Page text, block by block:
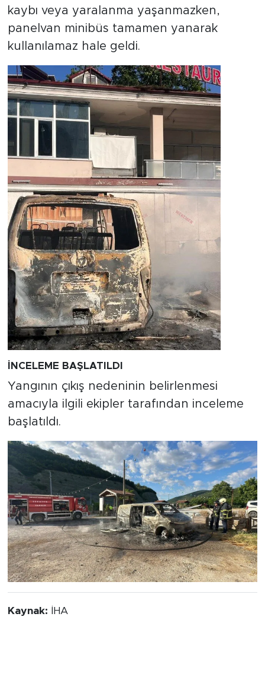
kaybı veya yaralanma yaşanmazken,
panelvan minibüs tamamen yanarak
kullanılamaz hale geldi.
İNCELEME BAŞLATILDI
Yangının çıkış nedeninin belirlenmesi
amacıyla ilgili ekipler tarafından inceleme
başlatıldı.
Kaynak: İHA